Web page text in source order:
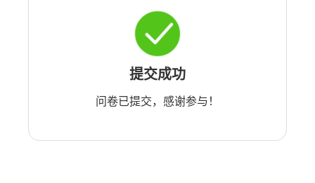
提交成功
问卷已提交，感谢参与！